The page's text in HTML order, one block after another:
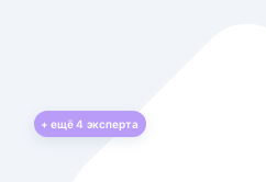
+ ещё4 эксперта